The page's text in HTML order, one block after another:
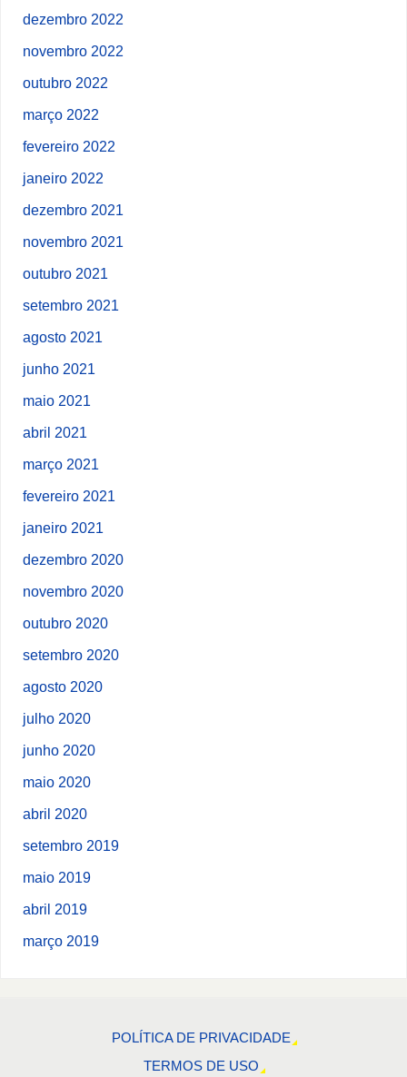
dezembro 2022
novembro 2022
outubro 2022
março 2022
fevereiro 2022
janeiro 2022
dezembro 2021
novembro 2021
outubro 2021
setembro 2021
agosto 2021
junho 2021
maio 2021
abril 2021
março 2021
fevereiro 2021
janeiro 2021
dezembro 2020
novembro 2020
outubro 2020
setembro 2020
agosto 2020
julho 2020
junho 2020
maio 2020
abril 2020
setembro 2019
maio 2019
abril 2019
março 2019
POLÍTICA DE PRIVACIDADE
TERMOS DE USO